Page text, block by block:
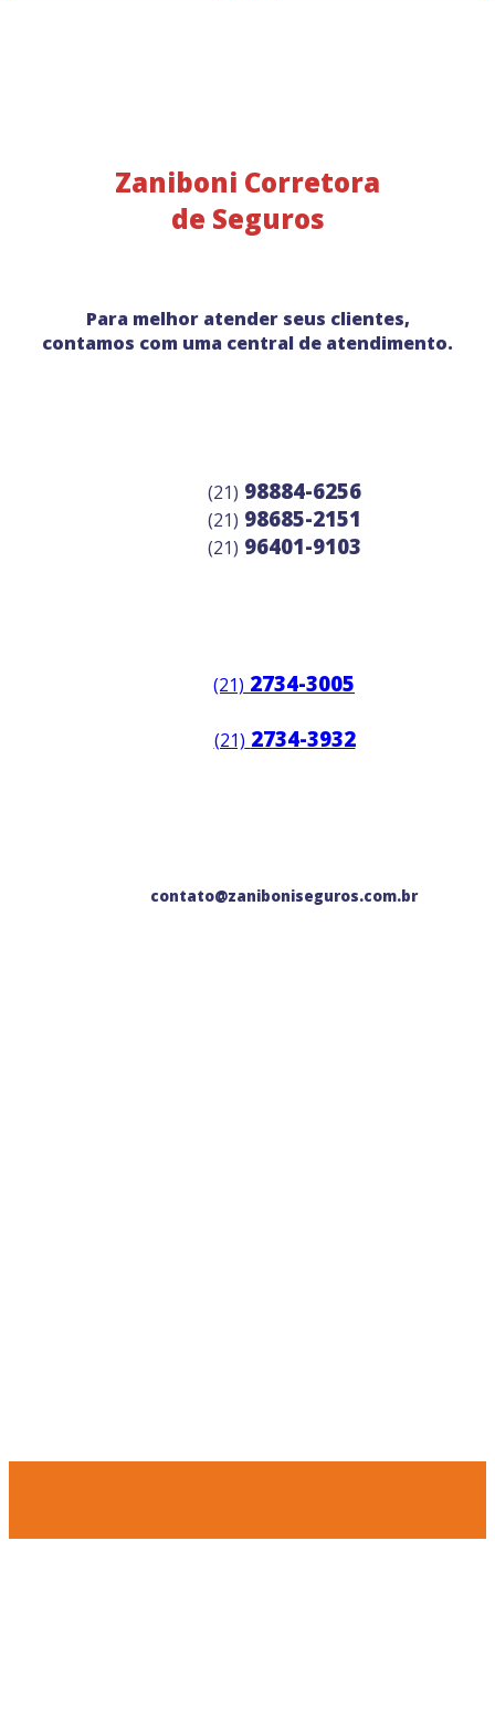
Zaniboni Corretora
de Seguros
Para melhor atender seus clientes,
contamos com uma central de atendimento.
(21) 98884-6256
(21) 98685-2151
(21) 96401-9103
(21) 2734-3005
(21) 2734-3932
contato@zaniboniseguros.com.br